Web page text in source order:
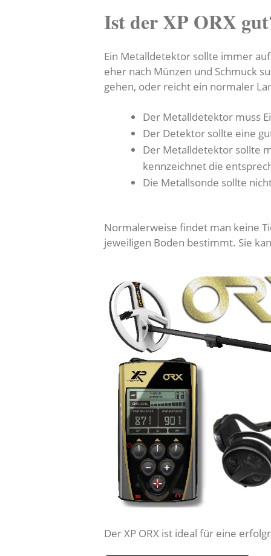
Ist der XP ORX
Ein Metalldetektor sollte immer
eher nach Münzen und Schmuck
gehen, oder reicht ein normaler
Der Metalldetektor muss
Der Detektor sollte eine
Der Metalldetektor sollte
kennzeichnet die
Die Metallsonde sollte
Normalerweise findet man keine
jeweiligen Boden bestimmt. Sie
Der XP ORX ist ideal für eine